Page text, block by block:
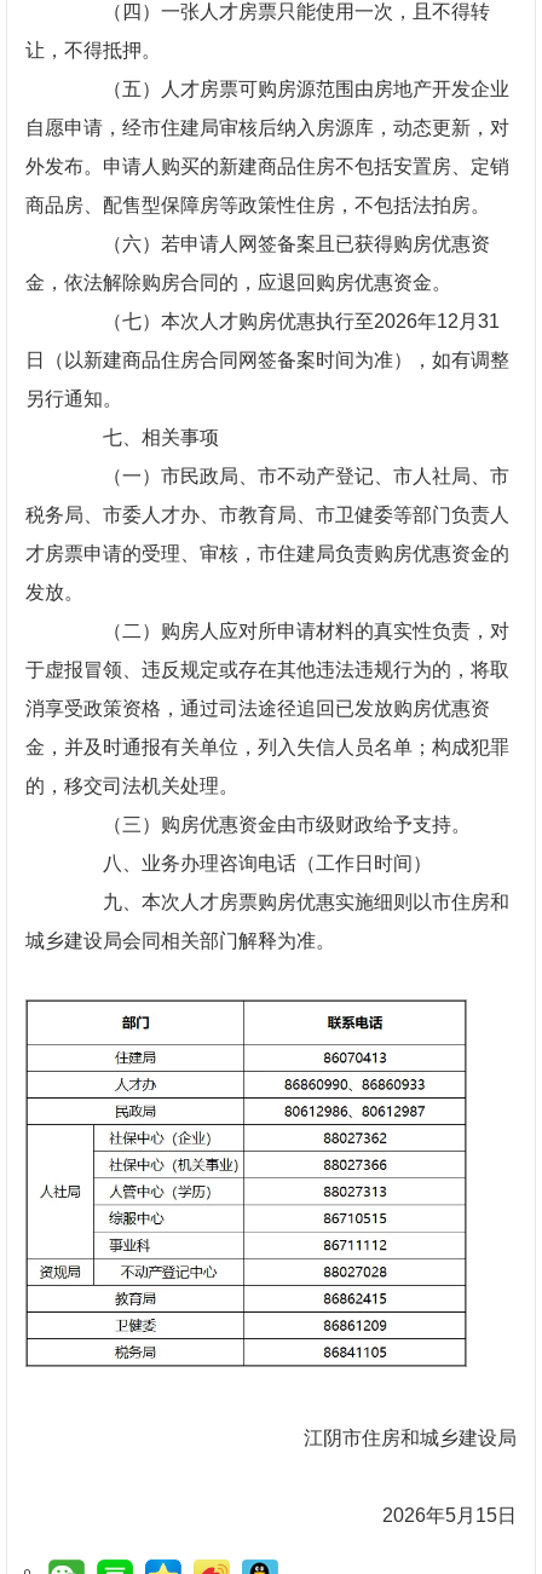
（四）一张人才房票只能使用一次，且不得转
让，不得抵押。
（五）人才房票可购房源范围由房地产开发企业
自愿申请，经市住建局审核后纳入房源库，动态更新，对
外发布。申请人购买的新建商品住房不包括安置房、定销
商品房、配售型保障房等政策性住房，不包括法拍房。
（六）若申请人网签备案且已获得购房优惠资
金，依法解除购房合同的，应退回购房优惠资金。
（七）本次人才购房优惠执行至2026年12月31
日（以新建商品住房合同网签备案时间为准），如有调整
另行通知。
七、相关事项
（一）市民政局、市不动产登记、市人社局、市
税务局、市委人才办、市教育局、市卫健委等部门负责人
才房票申请的受理、审核，市住建局负责购房优惠资金的
发放。
（二）购房人应对所申请材料的真实性负责，对
于虚报冒领、违反规定或存在其他违法违规行为的，将取
消享受政策资格，通过司法途径追回已发放购房优惠资
金，并及时通报有关单位，列入失信人员名单；构成犯罪
的，移交司法机关处理。
（三）购房优惠资金由市级财政给予支持。
八、业务办理咨询电话（工作日时间）
九、本次人才房票购房优惠实施细则以市住房和
城乡建设局会同相关部门解释为准。
江阴市住房和城乡建设局
2026年5月15日